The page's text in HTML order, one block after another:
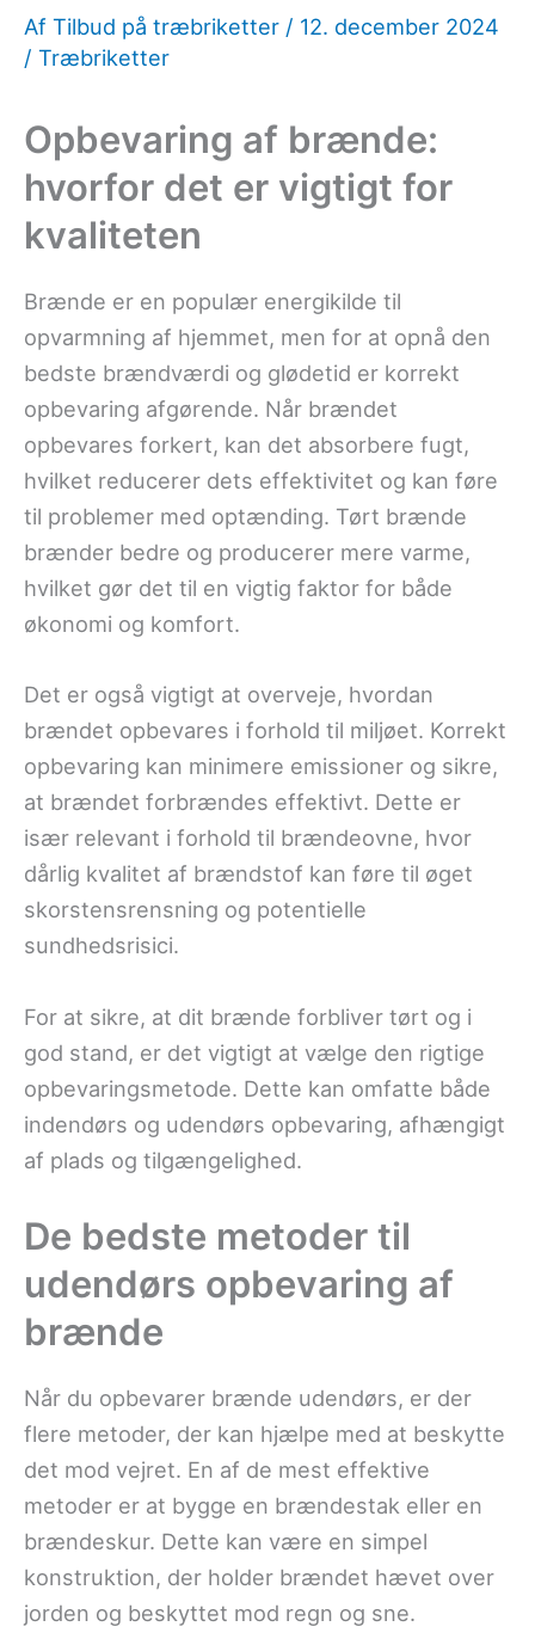
Af Tilbud på træbriketter / 12. december 2024
/ Træbriketter
Opbevaring af brænde:
hvorfor det er vigtigt for
kvaliteten
Brænde er en populær energikilde til
opvarmning af hjemmet, men for at opnå den
bedste brændværdi og glødetid er korrekt
opbevaring afgørende. Når brændet
opbevares forkert, kan det absorbere fugt,
hvilket reducerer dets effektivitet og kan føre
til problemer med optænding. Tørt brænde
brænder bedre og producerer mere varme,
hvilket gør det til en vigtig faktor for både
økonomi og komfort.
Det er også vigtigt at overveje, hvordan
brændet opbevares i forhold til miljøet. Korrekt
opbevaring kan minimere emissioner og sikre,
at brændet forbrændes effektivt. Dette er
især relevant i forhold til brændeovne, hvor
dårlig kvalitet af brændstof kan føre til øget
skorstensrensning og potentielle
sundhedsrisici.
For at sikre, at dit brænde forbliver tørt og i
god stand, er det vigtigt at vælge den rigtige
opbevaringsmetode. Dette kan omfatte både
indendørs og udendørs opbevaring, afhængigt
af plads og tilgængelighed.
De bedste metoder til
udendørs opbevaring af
brænde
Når du opbevarer brænde udendørs, er der
flere metoder, der kan hjælpe med at beskytte
det mod vejret. En af de mest effektive
metoder er at bygge en brændestak eller en
brændeskur. Dette kan være en simpel
konstruktion, der holder brændet hævet over
jorden og beskyttet mod regn og sne.